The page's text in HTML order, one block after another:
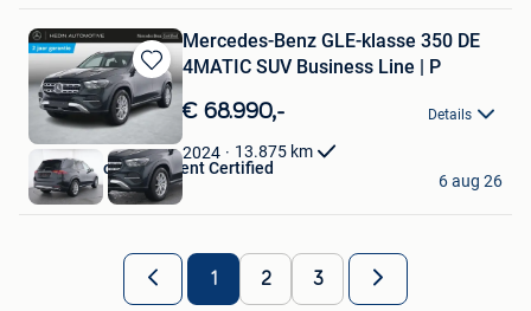
Bewaren
in
Mijn
Favorieten
Mercedes-Benz GLE-klasse 350 DE
4MATIC SUV Business Line | P
€ 68.990,- Details
2024 13.875 km
Hedin Automotive Gent Certified
Gent
6 aug 26
1 2 3